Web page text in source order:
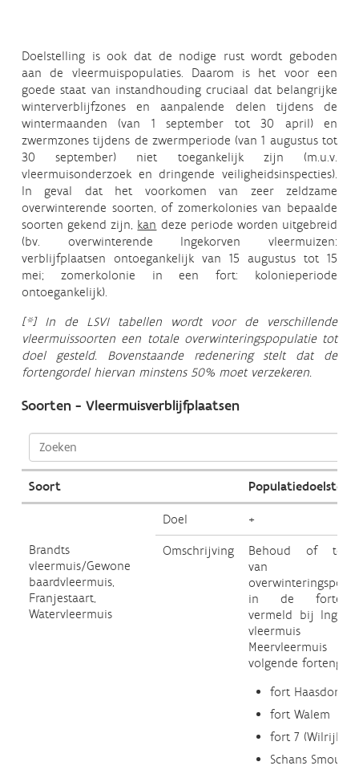
Doelstelling is ook dat de nodige rust wordt geboden
aan de vleermuispopulaties. Daarom is het voor een
goede staat van instandhouding cruciaal dat belangrijke
winterverblijfzones en aanpalende delen tijdens de
wintermaanden (van 1 september tot 30 april) en
zwermzones tijdens de zwermperiode (van 1 augustus tot
30 september) niet toegankelijk zijn (m.u.v.
vleermuisonderzoek en dringende veiligheidsinspecties).
In geval dat het voorkomen van zeer zeldzame
overwinterende soorten, of zomerkolonies van bepaalde
soorten gekend zijn, kan deze periode worden uitgebreid
(bv. overwinterende Ingekorven vleermuizen:
verblijfplaatsen ontoegankelijk van 15 augustus tot 15
mei; zomerkolonie in een fort: kolonieperiode
ontoegankelijk).
[*] In de LSVI tabellen wordt voor de verschillende
vleermuissoorten een totale overwinteringspopulatie tot
doel gesteld. Bovenstaande redenering stelt dat de
fortengordel hiervan minstens 50% moet verzekeren.
Soorten - Vleermuisverblijfplaatsen
Soort
Doel
+
Brandts
vleermuis/Gewone
baardvleermuis,
Franjestaart,
Watervleermuis
Omschrijving
Behoud of
van
in de
vermeld bij
vleermuis
Meervleermuis
volgende
fort Haasdonk
fort Walem
fort 7 (Wilrijk)
Schans